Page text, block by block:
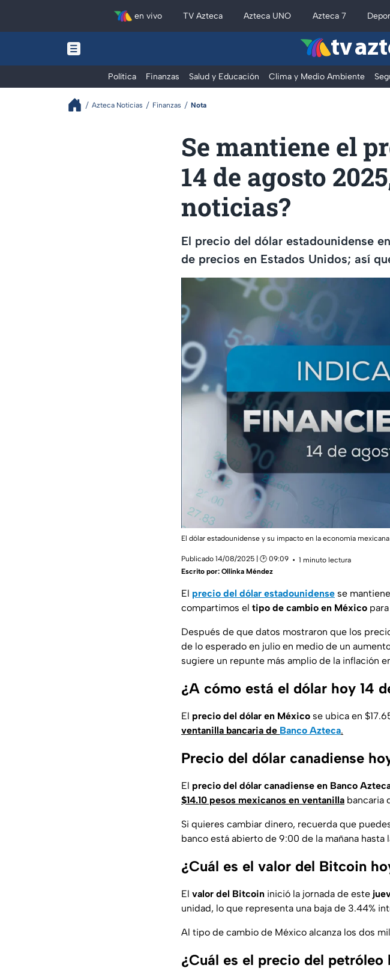
en vivo TV Azteca Azteca UNO Azteca 7
tv
Política Finanzas Salud y Educación Clima y Medio Ambiente
Azteca Noticias Finanzas Nota
Se mantiene el
14 de agosto
noticias?
El precio del dólar estadounidense
de precios en Estados Unidos; así
El dólar estadounidense y su impacto en la economía
Publicado 14/08/2025 | 🕑 09:09
1 minuto lectura
Escrito por: Ollinka Méndez
El precio del dólar estadounidense se
compartimos el tipo de cambio en México
Después de que datos mostraron que los
de lo esperado en julio en medio de un
sugiere un repunte más amplio de la inflación
¿A cómo está el dólar hoy 14
El precio del dólar en México se ubica en
ventanilla bancaria de Banco Azteca.
Precio del dólar canadiense
El precio del dólar canadiense en Banco
$14.10 pesos mexicanos en ventanilla bancaria
Si quieres cambiar dinero, recuerda que
banco está abierto de 9:00 de la mañana hasta
¿Cuál es el valor del Bitcoin
El valor del Bitcoin inició la jornada de este
unidad, lo que representa una baja de 3.44%
Al tipo de cambio de México alcanza los dos
¿Cuál es el precio del